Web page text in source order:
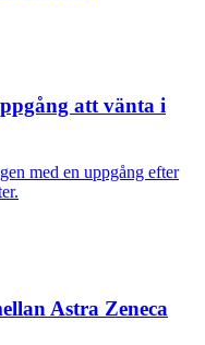
att vänta i
med en uppgång efter
Astra Zeneca